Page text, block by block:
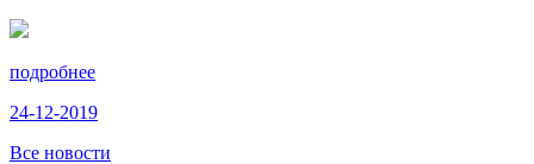
подробнее
24-12-2019
Все новости